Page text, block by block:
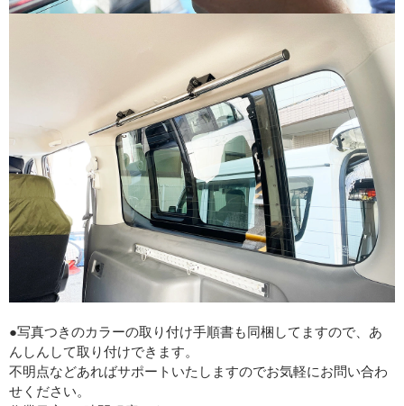
●写真つきのカラーの取り付け手順書も同梱してますので、あ
んしんして取り付けできます。
不明点などあればサポートいたしますのでお気軽にお問い合わ
せください。